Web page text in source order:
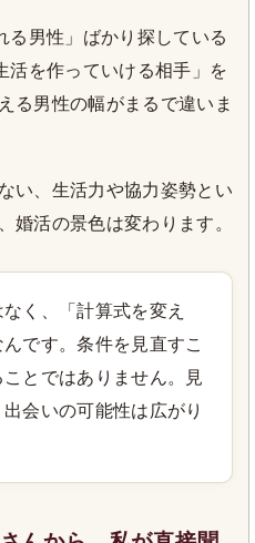
る男性」ばかり探している
活を作っていける相手」を
る男性の幅がまるで違いま
い、生活力や協力姿勢とい
婚活の景色は変わります。
く、「計算式を変え
です。条件を見直すこ
とではありません。見
会いの可能性は広がり